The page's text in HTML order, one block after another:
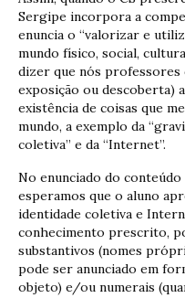
Sergipe incorpora a
enuncia o “valorizar e
mundo físico, social,
dizer que nós professores
exposição ou descoberta)
existência de coisas que
mundo, a exemplo da
coletiva” e da “Internet”.
No enunciado do
esperamos que o aluno
identidade coletiva e
conhecimento prescrito,
substantivos (nomes
pode ser anunciado em
objeto) e/ou numerais